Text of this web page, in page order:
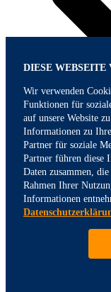
DIESE WEBSEITE
Wir verwenden
Funktionen für
auf unsere Website
Informationen zu
Partner für soziale
Partner führen diese
Daten zusammen,
Rahmen Ihrer
Informationen